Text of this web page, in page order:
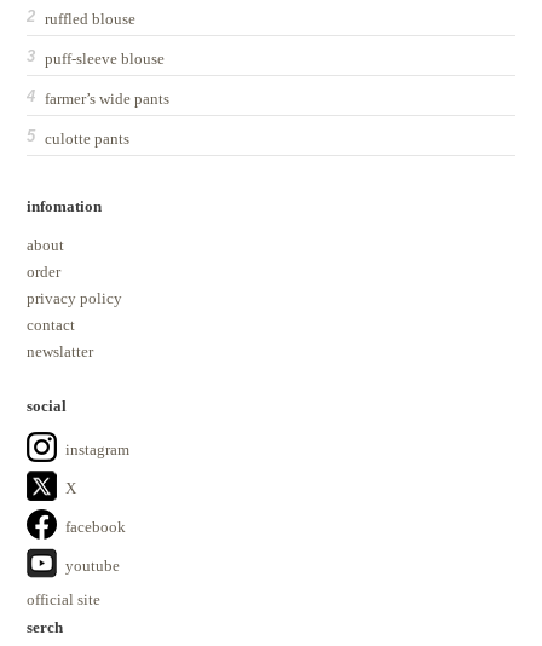
ruffled blouse
puff-sleeve blouse
farmer’s wide pants
culotte pants
infomation
about
order
privacy policy
contact
newslatter
social
instagram
X
facebook
youtube
official site
serch